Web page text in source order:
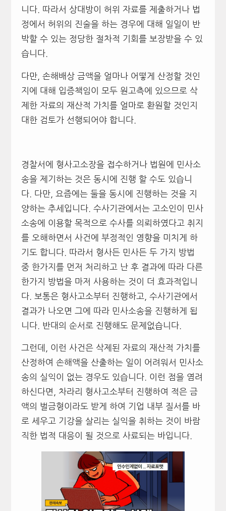
니다. 따라서 상대방이 허위 자료를 제출하거나 법
정에서 허위의 진술을 하는 경우에 대해 일일이 반
박할 수 있는 정당한 절차적 기회를 보장받을 수 있
습니다.
다만, 손해배상 금액을 얼마나 어떻게 산정할 것인
지에 대해 입증책임이 모두 원고측에 있으므로 삭
제한 자료의 재산적 가치를 얼마로 환원할 것인지
대한 검토가 선행되어야 합니다.
경찰서에 형사고소장을 접수하거나 법원에 민사소
송을 제기하는 것은 동시에 진행 할 수도 있습니
다. 다만, 요즘에는 둘을 동시에 진행하는 것을 지
양하는 추세입니다. 수사기관에서는 고소인이 민사
소송에 이용할 목적으로 수사를 의뢰하였다고 취지
를 오해하면서 사건에 부정적인 영향을 미치게 하
기도 합니다. 따라서 형사든 민사든 두 가지 방법
중 한가지를 먼저 처리하고 난 후 결과에 따라 다른
한가지 방법을 마저 사용하는 것이 더 효과적입니
다. 보통은 형사고소부터 진행하고, 수사기관에서
결과가 나오면 그에 따라 민사소송을 진행하게 됩
니다. 반대의 순서로 진행해도 문제없습니다.
그런데, 이런 사건은 삭제된 자료의 재산적 가치를
산정하여 손해액을 산출하는 일이 어려워서 민사소
송의 실익이 없는 경우도 있습니다. 이런 점을 염려
하신다면, 차라리 형사고소부터 진행하여 적은 금
액의 벌금형이라도 받게 하여 기업 내부 질서를 바
로 세우고 기강을 살리는 실익을 취하는 것이 바람
직한 법적 대응이 될 것으로 사료되는 바입니다.